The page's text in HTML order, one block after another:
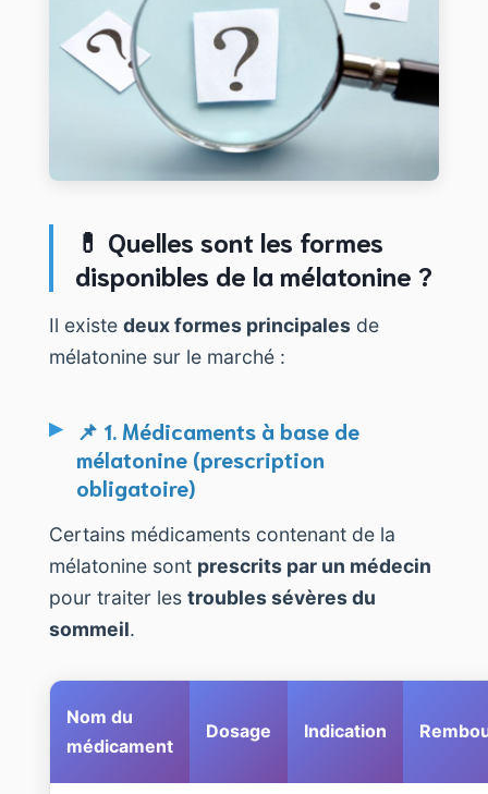
💊 Quelles sont les formes
disponibles de la mélatonine ?
Il existe deux formes principales de
mélatonine sur le marché :
📌 1. Médicaments à base de
mélatonine (prescription
obligatoire)
Certains médicaments contenant de la
mélatonine sont prescrits par un médecin
pour traiter les troubles sévères du
sommeil.
Nom du
médicament
Dosage Indication